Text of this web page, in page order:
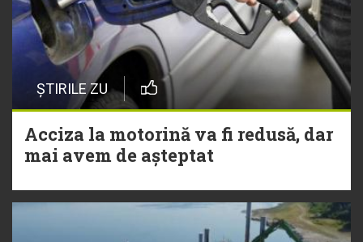
ȘTIRILE ZU
Acciza la motorină va fi redusă, dar
mai avem de așteptat